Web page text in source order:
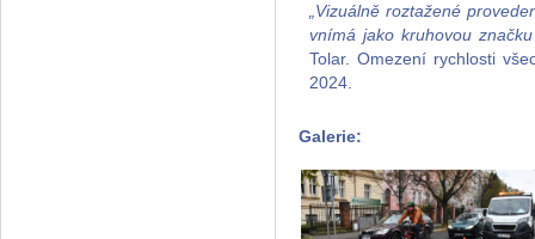
„Vizuálně roztažené
vnímá jako kruhovou
Tolar. Omezení rychlosti
2024.
Galerie: